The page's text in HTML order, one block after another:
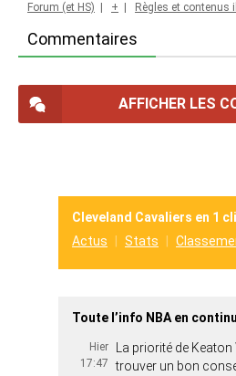
Commentaires
Forum (et HS) + Règles et contenus
AFFICHER LES
Cleveland Cavaliers en 1
Actus
Stats
Toute l’info NBA en continu
Hier
17:47
La priorité de Keaton
trouver un bon